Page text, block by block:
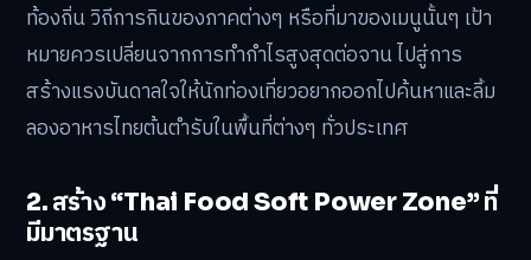
ท้องถิ่น วิถีการกินของภาคต่างๆ หรือที่มาของเมนูนั้นๆ เป้า
หมายควรเปลี่ยนจากการทำกำไรสูงสุดต่อจาน ไปสู่การ
สร้างแรงบันดาลใจให้นักท่องเที่ยวอยากออกไปค้นหาและลิ้ม
ลองอาหารไทยต้นตำรับในพื้นที่ต่างๆ ทั่วประเทศ
2. สร้าง “Thai Food Soft Power Zone” ที่
มีมาตรฐาน